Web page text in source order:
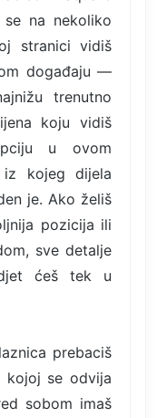
na nekoliko
stranici vidiš
događaju —
trenutno
koju vidiš
u ovom
kojeg dijela
je. Ako želiš
pozicija ili
sve detalje
ćeš tek u
prebaciš
kojoj se odvija
sobom imaš